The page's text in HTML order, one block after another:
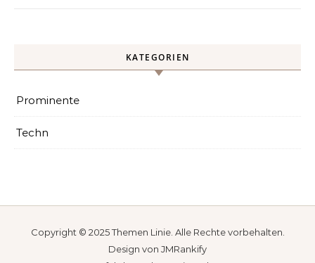
KATEGORIEN
Prominente
Techn
Copyright © 2025Themen Linie. Alle Rechte vorbehalten.
Design von JMRankify